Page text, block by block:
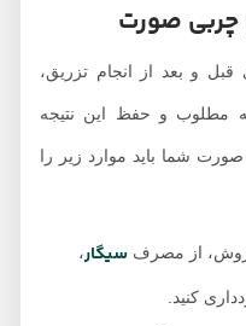
صورت
بعد از انجام تزریق،
و حفظ این نتیجه
باید موارد زیر را
از مصرفسیگار،
کنید.